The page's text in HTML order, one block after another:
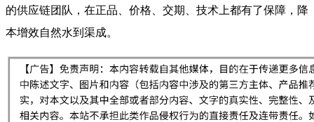
的供应链团队，在正品、价格、交期、技术上都有了保障，降
本增效自然水到渠成。